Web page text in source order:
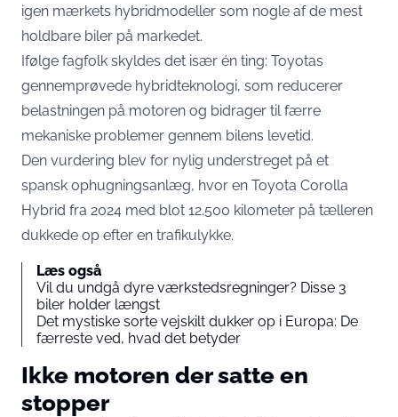
igen mærkets hybridmodeller som nogle af de mest
holdbare biler på markedet.
Ifølge fagfolk skyldes det især én ting: Toyotas
gennemprøvede hybridteknologi, som reducerer
belastningen på motoren og bidrager til færre
mekaniske problemer gennem bilens levetid.
Den vurdering blev for nylig understreget på et
spansk ophugningsanlæg, hvor en Toyota Corolla
Hybrid fra 2024 med blot 12.500 kilometer på tælleren
dukkede op efter en trafikulykke.
Læs også
Vil du undgå dyre værkstedsregninger? Disse 3
biler holder længst
Det mystiske sorte vejskilt dukker op i Europa: De
færreste ved, hvad det betyder
Ikke motoren der satte en
stopper